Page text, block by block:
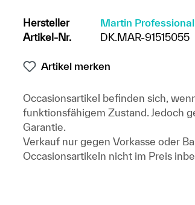
Hersteller
Martin Professional
Artikel-Nr.
DK.MAR-91515055
Artikel merken
Occasionsartikel befinden sich,
funktionsfähigem Zustand. Jedoch
Garantie.
Verkauf nur gegen Vorkasse oder
Occasionsartikeln nicht im Preis